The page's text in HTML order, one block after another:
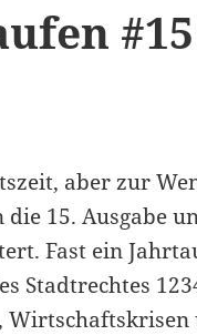
aber zur
15. Ausgabe
Fast ein
Stadtrechtes